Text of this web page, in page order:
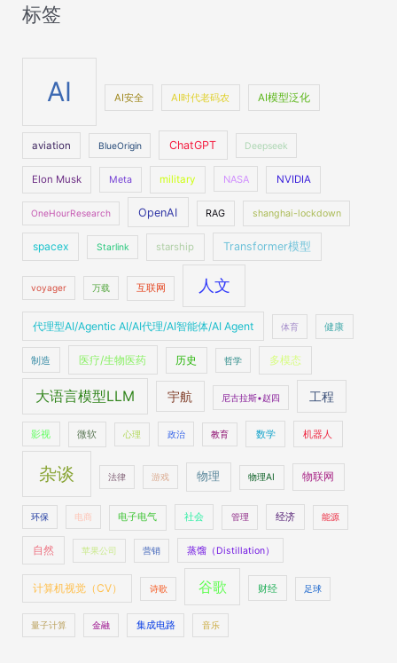
标签
AI AI安全 AI时代老码农 AI模型泛化
aviation BlueOrigin ChatGPT Deepseek
Elon Musk Meta military NASA NVIDIA
OneHourResearch OpenAI RAG shanghai-lockdown
spacex Starlink starship Transformer模型
voyager 万载 互联网 人文
代理型AI/Agentic AI/AI代理/AI智能体/AI Agent 体育 健康
制造 医疗/生物医药 历史 哲学 多模态
大语言模型LLM 宇航 尼古拉斯•赵四 工程
影视 微软 心理 政治 教育 数学 机器人
杂谈 法律 游戏 物理 物理AI 物联网
环保 电商 电子电气 社会 管理 经济 能源
自然 苹果公司 营销 蒸馏（Distillation）
计算机视觉（CV） 诗歌 谷歌 财经 足球
量子计算 金融 集成电路 音乐